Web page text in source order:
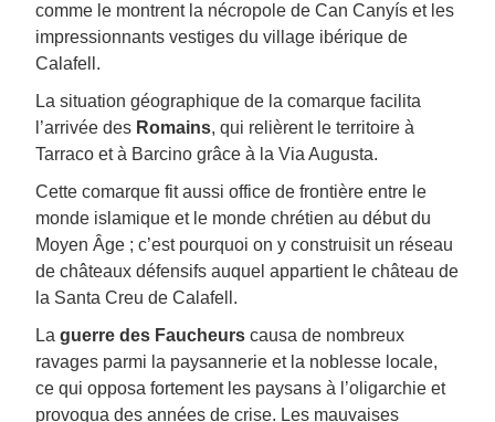
comme le montrent la nécropole de Can Canyís et les
impressionnants vestiges du village ibérique de
Calafell.
La situation géographique de la comarque facilita
l’arrivée des Romains, qui relièrent le territoire à
Tarraco et à Barcino grâce à la Via Augusta.
Cette comarque fit aussi office de frontière entre le
monde islamique et le monde chrétien au début du
Moyen Âge ; c’est pourquoi on y construisit un réseau
de châteaux défensifs auquel appartient le château de
la Santa Creu de Calafell.
La guerre des Faucheurs causa de nombreux
ravages parmi la paysannerie et la noblesse locale,
ce qui opposa fortement les paysans à l’oligarchie et
provoqua des années de crise. Les mauvaises